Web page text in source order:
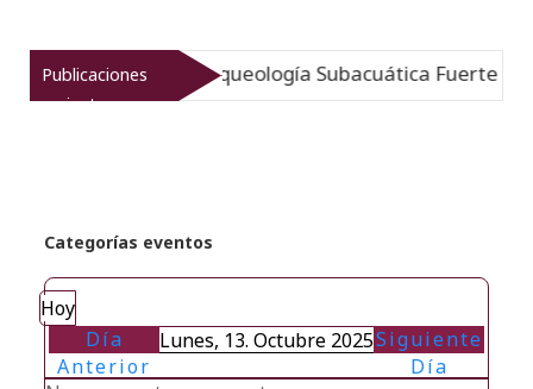
Publicaciones
recientes
Museo de Arqueología Subacuática Fuerte de
Categorías eventos
Hoy
Día
Anterior
Lunes, 13. Octubre 2025Siguiente
Día